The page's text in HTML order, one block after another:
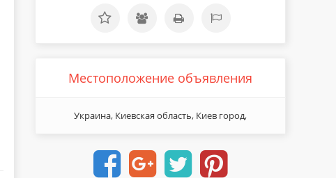
Местоположение объявления
Украина, Киевская область, Киев город,